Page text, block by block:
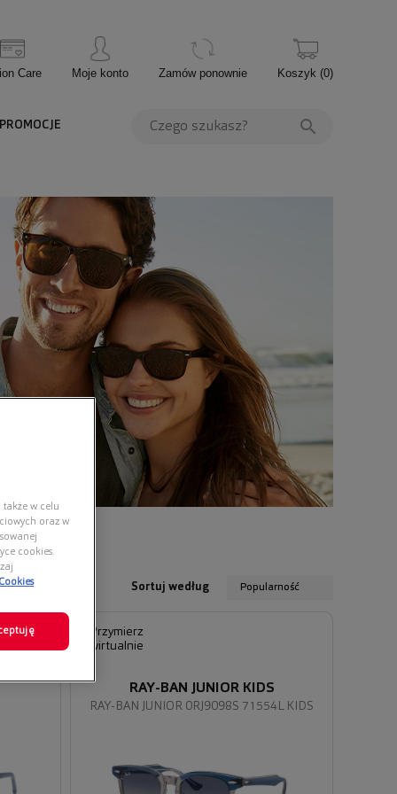
Care Moje konto Zamów ponownie Koszyk (0)
PROMOCJE
Sortuj według Popularność
Przymierz
wirtualnie
RAY-BAN JUNIOR 0RJ9098S 71554L KIDS
RAY-BAN JUNIOR KIDS
także w celu
oraz w
cookies.